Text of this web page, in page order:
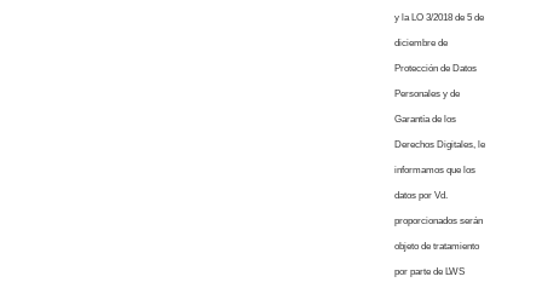
y la LO 3/2018 de 5 de
diciembre de
Protección de Datos
Personales y de
Garantía de los
Derechos Digitales, le
informamos que los
datos por Vd.
proporcionados serán
objeto de tratamiento
por parte de LWS